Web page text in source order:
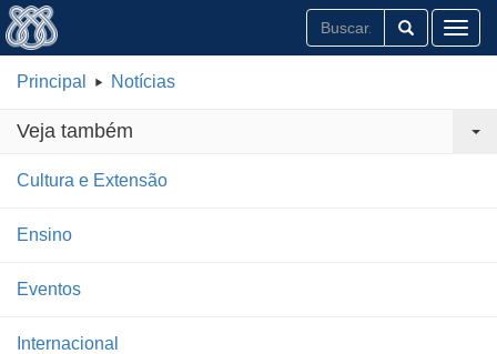
Principal Notícias
Veja também
Cultura e Extensão
Ensino
Eventos
Internacional